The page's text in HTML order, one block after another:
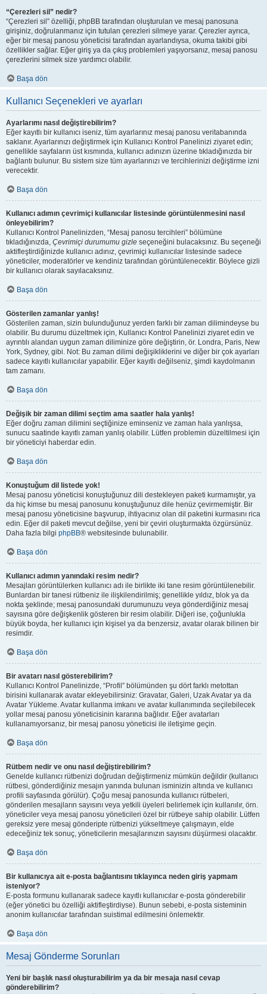
“Çerezleri sil” nedir?
“Çerezleri sil” özelliği, phpBB tarafından oluşturulan ve mesaj panosuna
girişiniz, doğrulanmanız için tutulan çerezleri silmeye yarar. Çerezler ayrıca,
eğer bir mesaj panosu yöneticisi tarafından ayarlandıysa, okuma takibi gibi
özellikler sağlar. Eğer giriş ya da çıkış problemleri yaşıyorsanız, mesaj panosu
çerezlerini silmek size yardımcı olabilir.
Başa dön
Kullanıcı Seçenekleri ve ayarları
Ayarlarımı nasıl değiştirebilirim?
Eğer kayıtlı bir kullanıcı iseniz, tüm ayarlarınız mesaj panosu veritabanında
saklanır. Ayarlarınızı değiştirmek için Kullanıcı Kontrol Panelinizi ziyaret edin;
genellikle sayfaların üst kısmında, kullanıcı adınızın üzerine tıkladığınızda bir
bağlantı bulunur. Bu sistem size tüm ayarlarınızı ve tercihlerinizi değiştirme izni
verecektir.
Başa dön
Kullanıcı adımın çevrimiçi kullanıcılar listesinde görüntülenmesini nasıl
önleyebilirim?
Kullanıcı Kontrol Panelinizden, “Mesaj panosu tercihleri” bölümüne
tıkladığınızda, Çevrimiçi durumumu gizle seçeneğini bulacaksınız. Bu seçeneği
aktifleştirdiğinizde kullanıcı adınız, çevrimiçi kullanıcılar listesinde sadece
yöneticiler, moderatörler ve kendiniz tarafından görüntülenecektir. Böylece gizli
bir kullanıcı olarak sayılacaksınız.
Başa dön
Gösterilen zamanlar yanlış!
Gösterilen zaman, sizin bulunduğunuz yerden farklı bir zaman dilimindeyse bu
olabilir. Bu durumu düzeltmek için, Kullanıcı Kontrol Panelinizi ziyaret edin ve
ayrıntılı alandan uygun zaman diliminize göre değiştirin, ör. Londra, Paris, New
York, Sydney, gibi. Not: Bu zaman dilimi değişikliklerini ve diğer bir çok ayarları
sadece kayıtlı kullanıcılar yapabilir. Eğer kayıtlı değilseniz, şimdi kaydolmanın
tam zamanı.
Başa dön
Değişik bir zaman dilimi seçtim ama saatler hala yanlış!
Eğer doğru zaman dilimini seçtiğinize eminseniz ve zaman hala yanlışsa,
sunucu saatinde kayıtlı zaman yanlış olabilir. Lütfen problemin düzeltilmesi için
bir yöneticiyi haberdar edin.
Başa dön
Konuştuğum dil listede yok!
Mesaj panosu yöneticisi konuştuğunuz dili destekleyen paketi kurmamıştır, ya
da hiç kimse bu mesaj panosunu konuştuğunuz dile henüz çevirmemiştir. Bir
mesaj panosu yöneticisine başvurup, ihtiyacınız olan dil paketini kurmasını rica
edin. Eğer dil paketi mevcut değilse, yeni bir çeviri oluşturmakta özgürsünüz.
Daha fazla bilgi phpBB® websitesinde bulunabilir.
Başa dön
Kullanıcı adımın yanındaki resim nedir?
Mesajları görüntülerken kullanıcı adı ile birlikte iki tane resim görüntülenebilir.
Bunlardan bir tanesi rütbeniz ile ilişkilendirilmiş; genellikle yıldız, blok ya da
nokta şeklinde; mesaj panosundaki durumunuzu veya gönderdiğiniz mesaj
sayısına göre değişkenlik gösteren bir resim olabilir. Diğeri ise, çoğunlukla
büyük boyda, her kullanıcı için kişisel ya da benzersiz, avatar olarak bilinen bir
resimdir.
Başa dön
Bir avatarı nasıl gösterebilirim?
Kullanıcı Kontrol Panelinizde, “Profil” bölümünden şu dört farklı metottan
birisini kullanarak avatar ekleyebilirsiniz: Gravatar, Galeri, Uzak Avatar ya da
Avatar Yükleme. Avatar kullanma imkanı ve avatar kullanımında seçilebilecek
yollar mesaj panosu yöneticisinin kararına bağlıdır. Eğer avatarları
kullanamıyorsanız, bir mesaj panosu yöneticisi ile iletişime geçin.
Başa dön
Rütbem nedir ve onu nasıl değiştirebilirim?
Genelde kullanıcı rütbenizi doğrudan değiştirmeniz mümkün değildir (kullanıcı
rütbesi, gönderdiğiniz mesajın yanında bulunan isminizin altında ve kullanıcı
profili sayfasında görülür). Çoğu mesaj panosunda kullanıcı rütbeleri,
gönderilen mesajların sayısını veya yetkili üyeleri belirlemek için kullanılır, örn.
yöneticiler veya mesaj panosu yöneticileri özel bir rütbeye sahip olabilir. Lütfen
gereksiz yere mesaj gönderipte rütbenizi yükseltmeye çalışmayın, elde
edeceğiniz tek sonuç, yöneticilerin mesajlarınızın sayısını düşürmesi olacaktır.
Başa dön
Bir kullanıcıya ait e-posta bağlantısını tıklayınca neden giriş yapmam
isteniyor?
E-posta formunu kullanarak sadece kayıtlı kullanıcılar e-posta gönderebilir
(eğer yönetici bu özelliği aktifleştirdiyse). Bunun sebebi, e-posta sisteminin
anonim kullanıcılar tarafından suistimal edilmesini önlemektir.
Başa dön
Mesaj Gönderme Sorunları
Yeni bir başlık nasıl oluşturabilirim ya da bir mesaja nasıl cevap
gönderebilirim?